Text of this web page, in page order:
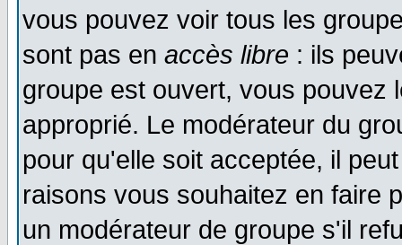
vous pouvez voir tous les
sont pas en accès libre : ils
groupe est ouvert, vous pouvez
approprié. Le modérateur du
pour qu'elle soit acceptée, il
raisons vous souhaitez en faire
un modérateur de groupe s'il